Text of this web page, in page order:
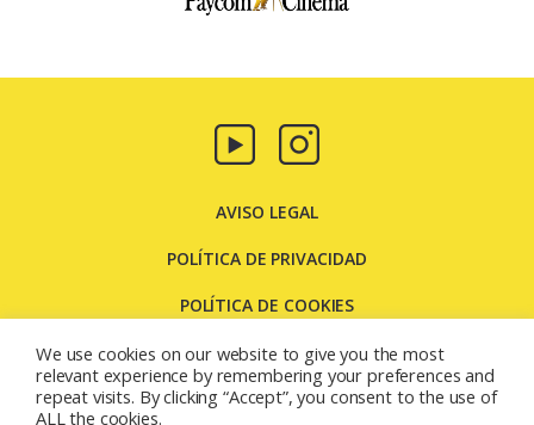
AVISO LEGAL
POLÍTICA DE PRIVACIDAD
POLÍTICA DE COOKIES
CONTACTO
Carretera Molins de Rei, 131 08205 - Sabadell - Barcelona
We use cookies on our website to give you the most
relevant experience by remembering your preferences and
repeat visits. By clicking “Accept”, you consent to the use of
ALL the cookies.